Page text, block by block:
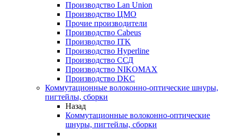
Производство Lan Union
Производство ЦМО
Прочие производители
Производство Cabeus
Производство ITK
Производство Hyperline
Производство ССД
Производство NIKOMAX
Производство DKC
Коммутационные волоконно-оптические шнуры,
пигтейлы, сборки
Назад
Коммутационные волоконно-оптические
шнуры, пигтейлы, сборки